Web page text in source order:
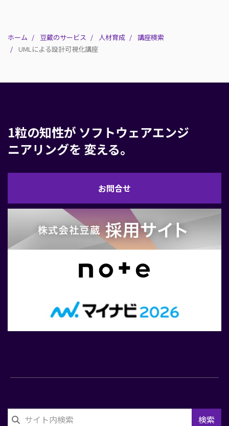
ホーム 豆蔵のサービス 人材育成
講座検索
UMLによる設計可視化講座
1粒の知性が ソフトウェアエンジ
ニアリングを 変える。
お問合せ
検索